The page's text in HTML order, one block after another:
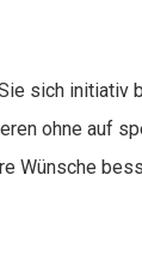
sich initiativ
ohne auf
Wünsche